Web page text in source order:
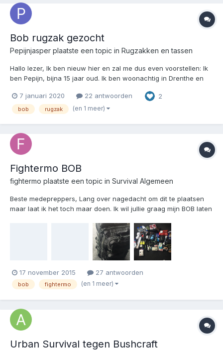
Bob rugzak gezocht
Pepijnjasper plaatste een topic in Rugzakken en tassen
Hallo lezer, Ik ben nieuw hier en zal me dus even voorstellen: Ik
ben Pepijn, bijna 15 jaar oud. Ik ben woonachtig in Drenthe en
naar een bob rugzak van rond de 50/75 euro met zo'n 15 a 20
liter inhoud Wie kan mij helpen?...
7 januari 2020 22 antwoorden 2
bob rugzak (en 1 meer)
Fightermo BOB
fightermo plaatste een topic in Survival Algemeen
Beste medepreppers, Lang over nagedacht om dit te plaatsen
maar laat ik het toch maar doen. Ik wil jullie graag mijn BOB laten
vinden en of jullie misschien nog tips voor mij hebben? Ik zou
zelf graag nog iets van goal zero wille...
17 november 2015 27 antwoorden
bob fightermo (en 1 meer)
Urban Survival tegen Bushcraft